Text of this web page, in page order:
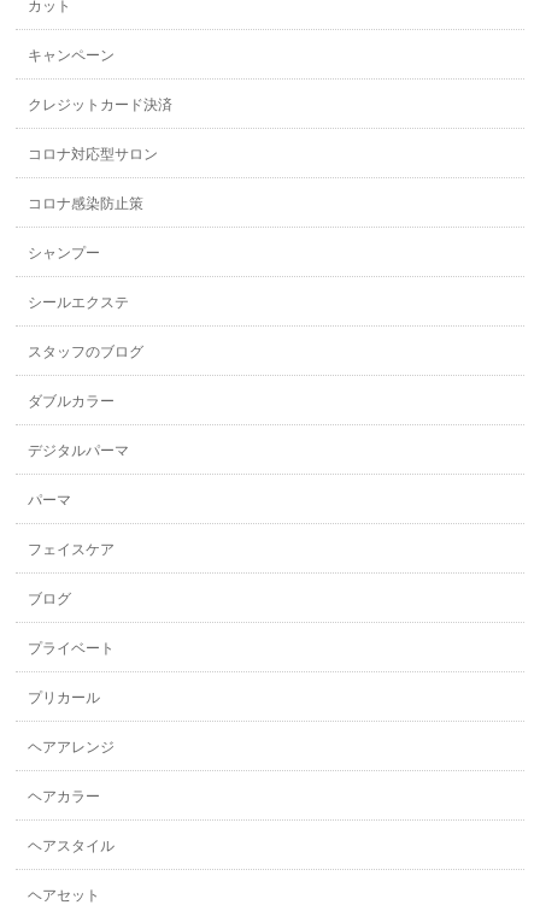
カット
キャンペーン
クレジットカード決済
コロナ対応型サロン
コロナ感染防止策
シャンプー
シールエクステ
スタッフのブログ
ダブルカラー
デジタルパーマ
パーマ
フェイスケア
ブログ
プライベート
プリカール
ヘアアレンジ
ヘアカラー
ヘアスタイル
ヘアセット